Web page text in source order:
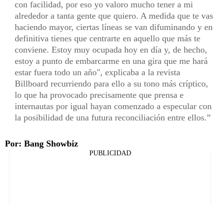
con facilidad, por eso yo valoro mucho tener a mi
alrededor a tanta gente que quiero. A medida que te vas
haciendo mayor, ciertas líneas se van difuminando y en
definitiva tienes que centrarte en aquello que más te
conviene. Estoy muy ocupada hoy en día y, de hecho,
estoy a punto de embarcarme en una gira que me hará
estar fuera todo un año", explicaba a la revista
Billboard recurriendo para ello a su tono más críptico,
lo que ha provocado precisamente que prensa e
internautas por igual hayan comenzado a especular con
la posibilidad de una futura reconciliación entre ellos.
Por: Bang Showbiz
PUBLICIDAD